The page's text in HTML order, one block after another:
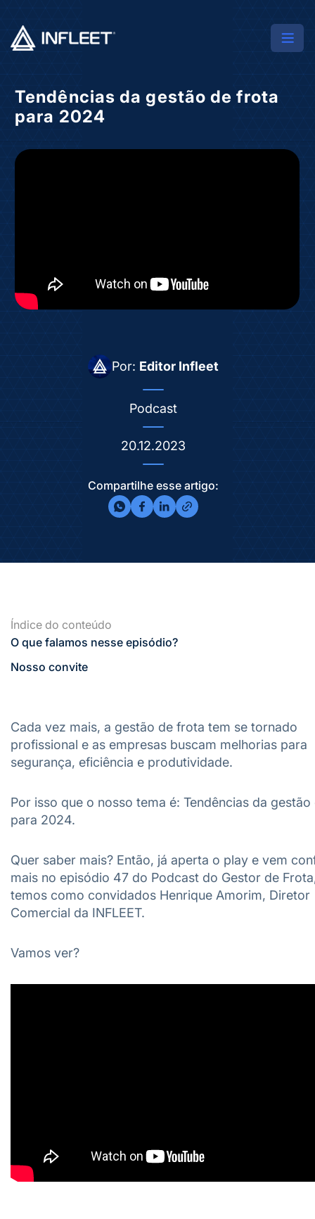
Tendências da gestão de frota
para 2024
Por: Editor Infleet
Podcast
20.12.2023
Compartilhe esse artigo:
Índice do conteúdo
O que falamos nesse episódio?
Nosso convite
Cada vez mais, a gestão de frota tem se tornado
profissional e as empresas buscam melhorias para
segurança, eficiência e produtividade.
Por isso que o nosso tema é: Tendências da
para 2024.
Quer saber mais? Então, já aperta o play e vem
mais no episódio 47 do Podcast do Gestor de
temos como convidados Henrique Amorim, Diretor
Comercial da INFLEET.
Vamos ver?